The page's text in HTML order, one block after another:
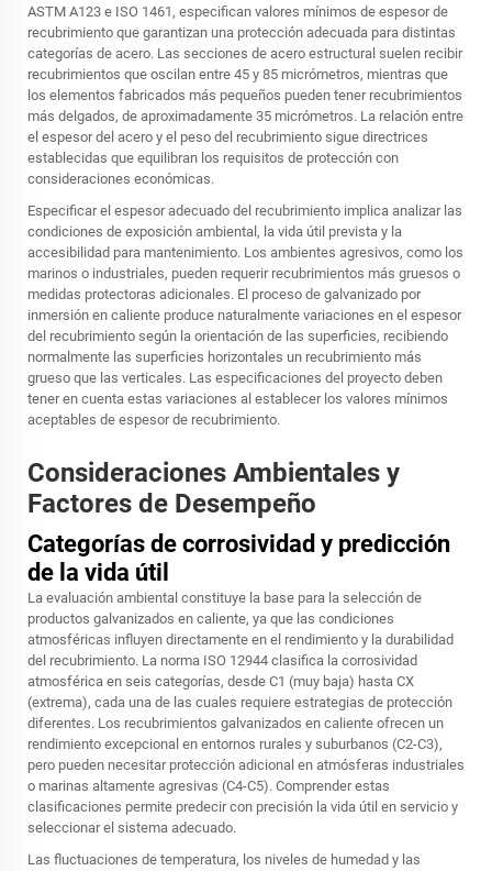
ASTM A123 e ISO 1461, especifican valores mínimos de espesor de
recubrimiento que garantizan una protección adecuada para distintas
categorías de acero. Las secciones de acero estructural suelen recibir
recubrimientos que oscilan entre 45 y 85 micrómetros, mientras que
los elementos fabricados más pequeños pueden tener recubrimientos
más delgados, de aproximadamente 35 micrómetros. La relación entre
el espesor del acero y el peso del recubrimiento sigue directrices
establecidas que equilibran los requisitos de protección con
consideraciones económicas.
Especificar el espesor adecuado del recubrimiento implica analizar las
condiciones de exposición ambiental, la vida útil prevista y la
accesibilidad para mantenimiento. Los ambientes agresivos, como los
marinos o industriales, pueden requerir recubrimientos más gruesos o
medidas protectoras adicionales. El proceso de galvanizado por
inmersión en caliente produce naturalmente variaciones en el espesor
del recubrimiento según la orientación de las superficies, recibiendo
normalmente las superficies horizontales un recubrimiento más
grueso que las verticales. Las especificaciones del proyecto deben
tener en cuenta estas variaciones al establecer los valores mínimos
aceptables de espesor de recubrimiento.
Consideraciones Ambientales y
Factores de Desempeño
Categorías de corrosividad y predicción
de la vida útil
La evaluación ambiental constituye la base para la selección de
productos galvanizados en caliente, ya que las condiciones
atmosféricas influyen directamente en el rendimiento y la durabilidad
del recubrimiento. La norma ISO 12944 clasifica la corrosividad
atmosférica en seis categorías, desde C1 (muy baja) hasta CX
(extrema), cada una de las cuales requiere estrategias de protección
diferentes. Los recubrimientos galvanizados en caliente ofrecen un
rendimiento excepcional en entornos rurales y suburbanos (C2-C3),
pero pueden necesitar protección adicional en atmósferas industriales
o marinas altamente agresivas (C4-C5). Comprender estas
clasificaciones permite predecir con precisión la vida útil en servicio y
seleccionar el sistema adecuado.
Las fluctuaciones de temperatura, los niveles de humedad y las